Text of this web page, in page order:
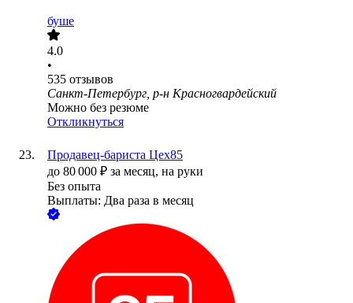
буше
4.0
•
535 отзывов
Санкт-Петербург, р-н Красногвардейский
Можно без резюме
Откликнуться
Продавец-бариста Цех85
до 80 000 ₽ за месяц, на руки
Без опыта
Выплаты: Два раза в месяц